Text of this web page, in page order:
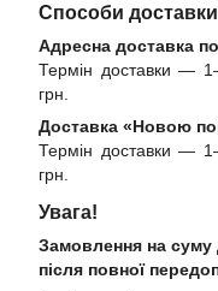
Способи доставки
Адресна доставка
Термін доставки —
грн.
Доставка «Новою
Термін доставки —
грн.
Увага!
Замовлення на
після повної